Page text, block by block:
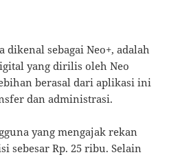
dikenal sebagai Neo+, adalah
yang dirilis oleh Neo
berasal dari aplikasi ini
dan administrasi.
yang mengajak rekan
sebesar Rp. 25 ribu. Selain